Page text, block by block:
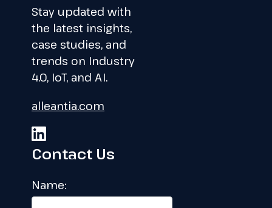
Stay updated with
the latest insights,
case studies, and
trends on Industry
4.0, IoT, and AI.
alleantia.com
Contact Us
Name: